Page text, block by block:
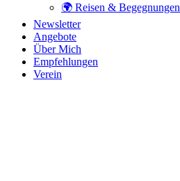
🌍 Reisen & Begegnungen
Newsletter
Angebote
Über Mich
Empfehlungen
Verein